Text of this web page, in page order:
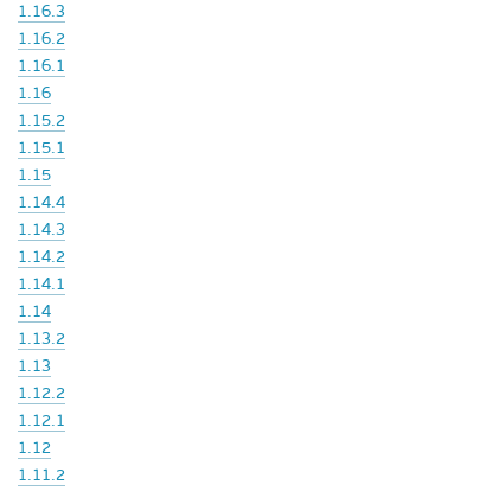
1.16.3
1.16.2
1.16.1
1.16
1.15.2
1.15.1
1.15
1.14.4
1.14.3
1.14.2
1.14.1
1.14
1.13.2
1.13
1.12.2
1.12.1
1.12
1.11.2